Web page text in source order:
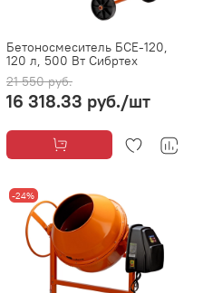
Бетоносмеситель БСЕ-120,
120 л, 500 Вт Сибртех
21 550 руб.
16 318.33 руб./шт
-24%